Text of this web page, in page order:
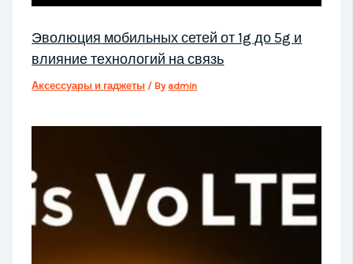
Эволюция мобильных сетей от 1g до 5g и
влияние технологий на связь
Аксессуары и гаджеты / By admin